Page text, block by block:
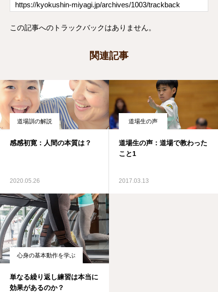
この記事へのトラックバックはありません。
関連記事
道場訓の解説
感感初寛：人間の本質は？
2020.05.26
道場生の声
道場生の声：道場で教わった
こと1
2017.03.13
心身の基本動作を学ぶ
単なる繰り返し練習は本当に
効果があるのか？